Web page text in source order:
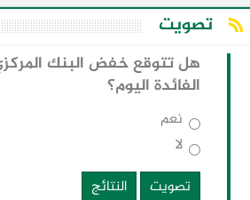
تصويت
هل تتوقع خفض البنك
الفائدة اليوم؟
نعم
لا
تصويت
النتائج